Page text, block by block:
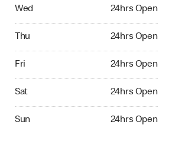
Wed 24hrs Open
Thu 24hrs Open
Fri 24hrs Open
Sat 24hrs Open
Sun 24hrs Open